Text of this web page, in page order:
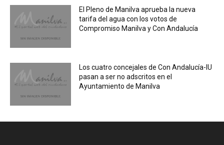
El Pleno de Manilva aprueba la nueva
tarifa del agua con los votos de
Compromiso Manilva y Con Andalucía
Los cuatro concejales de Con Andalucía-IU
pasan a ser no adscritos en el
Ayuntamiento de Manilva